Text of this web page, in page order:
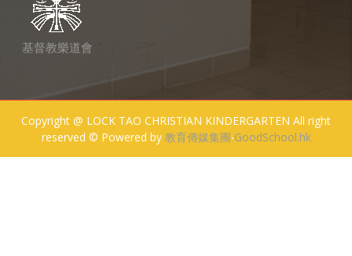
基督教樂道會
Copyright @ LOCK TAO CHRISTIAN KINDERGARTEN All right
reserved © Powered by 教育傳媒集團‧GoodSchool.hk